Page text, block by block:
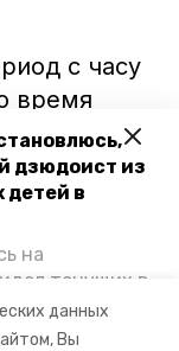
данных
Вы
дзюдоист из
детей в
на
тонущих в
помощь. По
с часу
время
также
По
под